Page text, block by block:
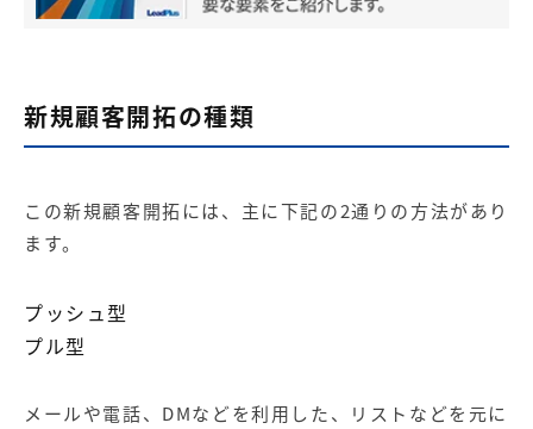
新規顧客開拓の種類
この新規顧客開拓には、主に下記の2通りの方法があり
ます。
プッシュ型
プル型
メールや電話、DMなどを利用した、リストなどを元に